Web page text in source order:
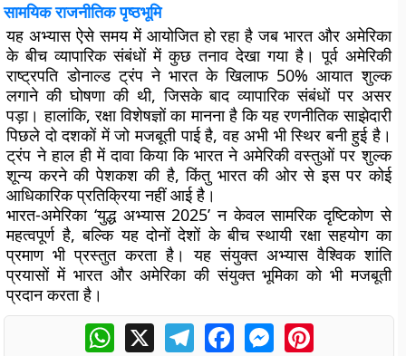
सामयिक राजनीतिक पृष्ठभूमि
यह अभ्यास ऐसे समय में आयोजित हो रहा है जब भारत और अमेरिका
के बीच व्यापारिक संबंधों में कुछ तनाव देखा गया है। पूर्व अमेरिकी
राष्ट्रपति डोनाल्ड ट्रंप ने भारत के खिलाफ 50% आयात शुल्क
लगाने की घोषणा की थी, जिसके बाद व्यापारिक संबंधों पर असर
पड़ा। हालांकि, रक्षा विशेषज्ञों का मानना है कि यह रणनीतिक साझेदारी
पिछले दो दशकों में जो मजबूती पाई है, वह अभी भी स्थिर बनी हुई है।
ट्रंप ने हाल ही में दावा किया कि भारत ने अमेरिकी वस्तुओं पर शुल्क
शून्य करने की पेशकश की है, किंतु भारत की ओर से इस पर कोई
आधिकारिक प्रतिक्रिया नहीं आई है।
भारत-अमेरिका ‘युद्ध अभ्यास 2025’ न केवल सामरिक दृष्टिकोण से
महत्वपूर्ण है, बल्कि यह दोनों देशों के बीच स्थायी रक्षा सहयोग का
प्रमाण भी प्रस्तुत करता है। यह संयुक्त अभ्यास वैश्विक शांति
प्रयासों में भारत और अमेरिका की संयुक्त भूमिका को भी मजबूती
प्रदान करता है।
WhatsApp
X TelegramFacebookMessengerPinterest